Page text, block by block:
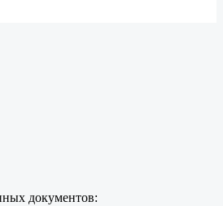
документов: